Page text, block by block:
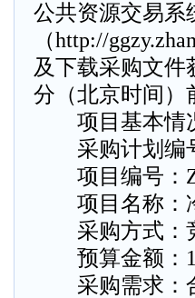
公共资源交易系
（http://
及下载采购文件
分（北京时间）
项目基本情
采购计划编号
项目编号：
项目名称：
采购方式：
预算金额：
采购需求：合